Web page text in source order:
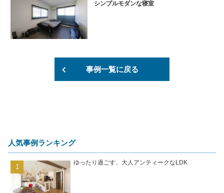
シンプルモダンな寝室
事例一覧に戻る
人気事例ランキング
ゆったり過ごす、大人アンティークなLDK